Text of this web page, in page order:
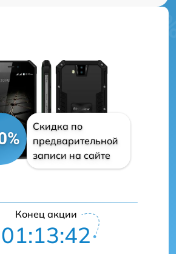
Скидка по
предварительной
записи на сайте
Конец акции
01:13:41